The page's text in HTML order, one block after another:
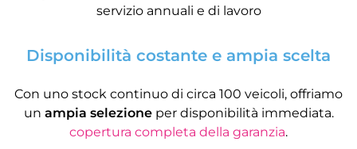
servizio annuali e di lavoro
Disponibilità costante e ampia scelta
Con uno stock continuo di circa 100 veicoli, offriamo
un ampia selezioneper disponibilità immediata.
copertura completa della garanzia.